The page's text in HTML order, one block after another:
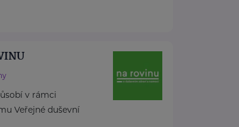
v rámci
Veřejné duševní